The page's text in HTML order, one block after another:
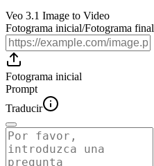
Veo 3.1 Image to Video
Fotograma inicial/Fotograma final
Fotograma inicial
Prompt
Traducir